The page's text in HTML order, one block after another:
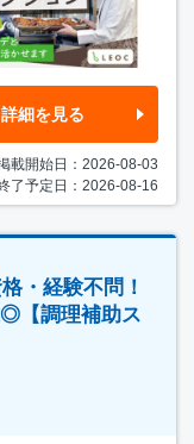
詳細を見る
載開始日：2026-08-03
了予定日：2026-08-16
・経験不問！
【調理補助ス